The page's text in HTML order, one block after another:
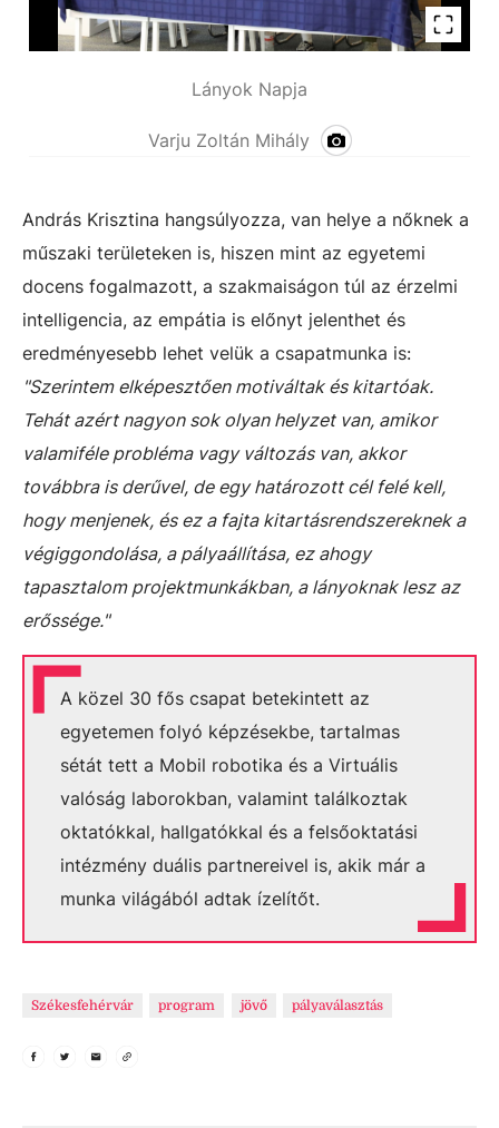
Lányok Napja
Varju Zoltán Mihály
András Krisztina hangsúlyozza, van helye a nőknek a
műszaki területeken is, hiszen mint az egyetemi
docens fogalmazott, a szakmaiságon túl az érzelmi
intelligencia, az empátia is előnyt jelenthet és
eredményesebb lehet velük a csapatmunka is:
"Szerintem elképesztően motiváltak és kitartóak.
Tehát azért nagyon sok olyan helyzet van, amikor
valamiféle probléma vagy változás van, akkor
továbbra is derűvel, de egy határozott cél felé kell,
hogy menjenek, és ez a fajta kitartásrendszereknek a
végiggondolása, a pályaállítása, ez ahogy
tapasztalom projektmunkákban, a lányoknak lesz az
erőssége."
A közel 30 fős csapat betekintett az
egyetemen folyó képzésekbe, tartalmas
sétát tett a Mobil robotika és a Virtuális
valóság laborokban, valamint találkoztak
oktatókkal, hallgatókkal és a felsőoktatási
intézmény duális partnereivel is, akik már a
munka világából adtak ízelítőt.
Székesfehérvár program jövő pályaválasztás